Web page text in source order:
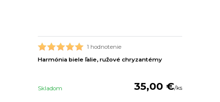
1 hodnotenie
Harmónia biele ľalie, ružové chryzantémy
35,00 €/ks
Skladom